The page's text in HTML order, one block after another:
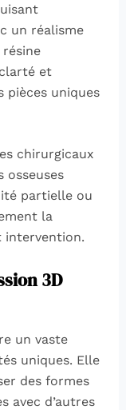
un réalisme
et
pièces uniques
chirurgicaux
partielle ou
la
intervention.
3D
un vaste
uniques. Elle
des formes
avec d’autres